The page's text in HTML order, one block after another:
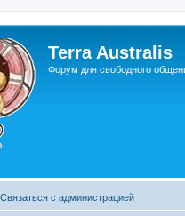
Terra Australis
Форум для свободного
Связаться с администрацией